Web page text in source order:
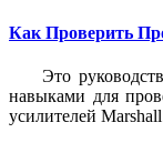
Как Проверить
Это
навыками для
усилителей